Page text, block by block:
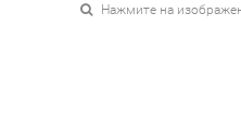
Нажмите на